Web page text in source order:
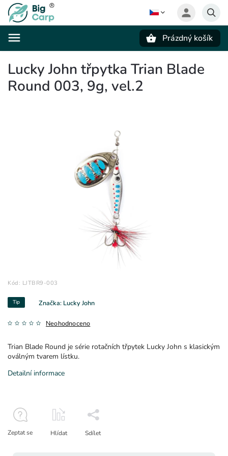
Prázdný košík
Lucky John třpytka Trian Blade
Round 003, 9g, vel.2
Kód: LJTBR9-003
Tip
Neohodnoceno
Značka: Lucky John
Trian Blade Round je série rotačních třpytek Lucky John s klasickým
oválným tvarem lístku.
Detailní informace
Zeptat se Hlídat Sdílet